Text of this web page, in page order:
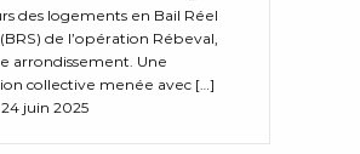
des logements en Bail Réel
de l’opération Rébeval,
arrondissement. Une
collective menée avec […]
juin 2025